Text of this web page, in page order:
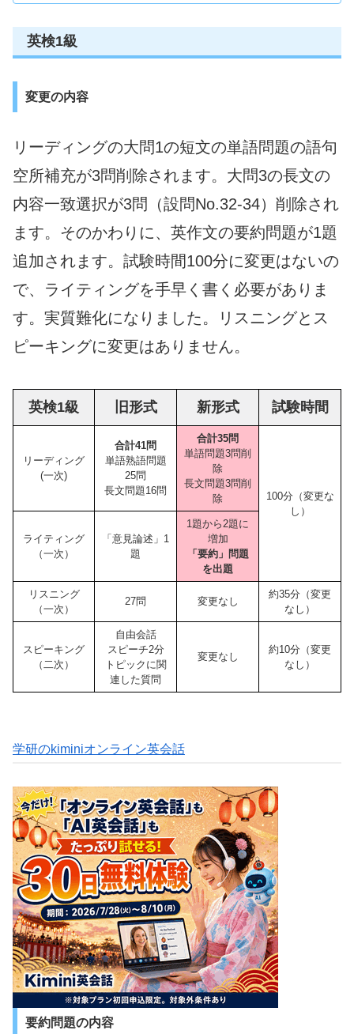
英検1級
変更の内容
リーディングの大問1の短文の単語問題の語句
空所補充が3問削除されます。大問3の長文の
内容一致選択が3問（設問No.32-34）削除され
ます。そのかわりに、英作文の要約問題が1題
追加されます。試験時間100分に変更はないの
で、ライティングを手早く書く必要がありま
す。実質難化になりました。リスニングとス
ピーキングに変更はありません。
英検1級 旧形式 新形式 試験時間
リーディング
(一次)
合計41問
単語熟語問題
25問
長文問題16問
合計35問
単語問題3問削
除
長文問題3問削
除
100分（変更な
し）
ライティング
（一次）
「意見論述」1
題
1題から2題に
増加
「要約」問題
を出題
リスニング
（一次）
27問 変更なし
約35分（変更
なし）
スピーキング
（二次）
自由会話
スピーチ2分
トピックに関
連した質問
変更なし
約10分（変更
なし）
学研のkiminiオンライン英会話
要約問題の内容